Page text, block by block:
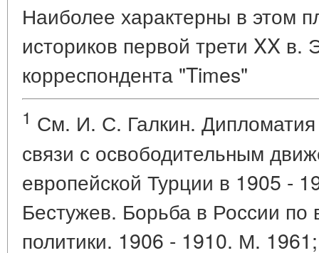
Наиболее характерны в этом
историков первой трети XX
корреспондента "Times"
1 См. И. С. Галкин.
связи с освободительным
европейской Турции в 1905 -
Бестужев. Борьба в России
политики. 1906 - 1910. М.